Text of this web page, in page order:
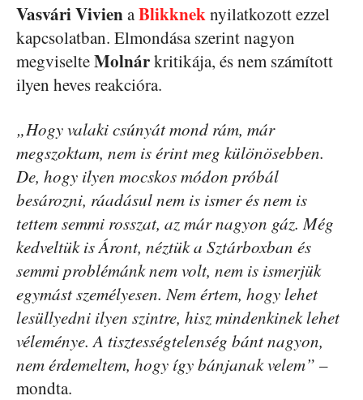
Vasvári VivienaBlikkneknyilatkozott ezzel
kapcsolatban. Elmondása szerint nagyon
megviselteMolnárkritikája, és nem számított
ilyen heves reakcióra.
„Hogy valaki csúnyát mond rám, már
megszoktam, nem is érint meg különösebben.
De, hogy ilyen mocskos módon próbál
besározni, ráadásul nem is ismer és nem is
tettem semmi rosszat, az már nagyon gáz. Még
kedveltük is Áront, néztük a Sztárboxban és
semmi problémánk nem volt, nem is ismerjük
egymást személyesen. Nem értem, hogy lehet
lesüllyedni ilyen szintre, hisz mindenkinek lehet
véleménye. A tisztességtelenség bánt nagyon,
nem érdemeltem, hogy így bánjanak velem” –
mondta.